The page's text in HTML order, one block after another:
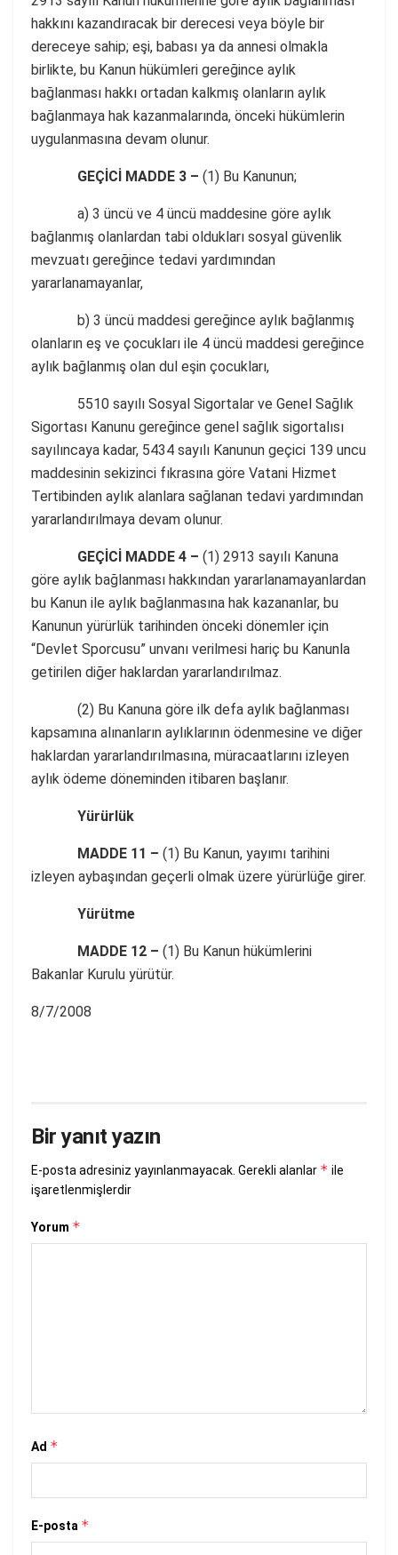
hakkını kazandıracak bir derecesi veya böyle bir
dereceye sahip; eşi, babası ya da annesi olmakla
birlikte, bu Kanun hükümleri gereğince aylık
bağlanması hakkı ortadan kalkmış olanların aylık
bağlanmaya hak kazanmalarında, önceki hükümlerin
uygulanmasına devam olunur.
GEÇİCİ MADDE 3 – (1) Bu Kanunun;
a) 3 üncü ve 4 üncü maddesine göre aylık
bağlanmış olanlardan tabi oldukları sosyal güvenlik
mevzuatı gereğince tedavi yardımından
yararlanamayanlar,
b) 3 üncü maddesi gereğince aylık bağlanmış
olanların eş ve çocukları ile 4 üncü maddesi gereğince
aylık bağlanmış olan dul eşin çocukları,
5510 sayılı Sosyal Sigortalar ve Genel Sağlık
Sigortası Kanunu gereğince genel sağlık sigortalısı
sayılıncaya kadar, 5434 sayılı Kanunun geçici 139 uncu
maddesinin sekizinci fıkrasına göre Vatani Hizmet
Tertibinden aylık alanlara sağlanan tedavi yardımından
yararlandırılmaya devam olunur.
GEÇİCİ MADDE 4 – (1) 2913 sayılı Kanuna
göre aylık bağlanması hakkından yararlanamayanlardan
bu Kanun ile aylık bağlanmasına hak kazananlar, bu
Kanunun yürürlük tarihinden önceki dönemler için
“Devlet Sporcusu” unvanı verilmesi hariç bu Kanunla
getirilen diğer haklardan yararlandırılmaz.
(2) Bu Kanuna göre ilk defa aylık bağlanması
kapsamına alınanların aylıklarının ödenmesine ve diğer
haklardan yararlandırılmasına, müracaatlarını izleyen
aylık ödeme döneminden itibaren başlanır.
Yürürlük
MADDE 11 – (1) Bu Kanun, yayımı tarihini
izleyen aybaşından geçerli olmak üzere yürürlüğe girer.
Yürütme
MADDE 12 – (1) Bu Kanun hükümlerini
Bakanlar Kurulu yürütür.
8/7/2008
Bir yanıt yazın
E-posta adresiniz yayınlanmayacak. Gerekli alanlar * ile
işaretlenmişlerdir
Yorum *
Ad *
E-posta *